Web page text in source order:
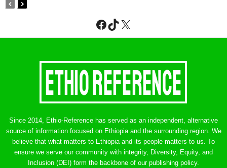
Facebook
TikTok
X
Since 2014, Ethio-Reference has served as an independent, alternative
source of information focused on Ethiopia and the surrounding region. We
believe that what matters to Ethiopia and its people matters to us. To
ensure we serve our community with integrity, Diversity, Equity, and
Inclusion (DEI) form the backbone of our publishing policy.